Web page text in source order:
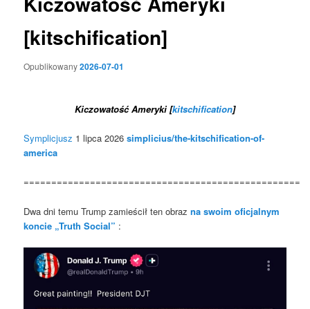
[kitschification]
Opublikowany2026-07-01
Kiczowatość Ameryki [kitschification]
Symplicjusz 1 lipca 2026simplicius/the-kitschification-of-
america
==================================================
Dwa dni temu Trump zamieścił ten obrazna swoim oficjalnym
koncie „Truth Social” :